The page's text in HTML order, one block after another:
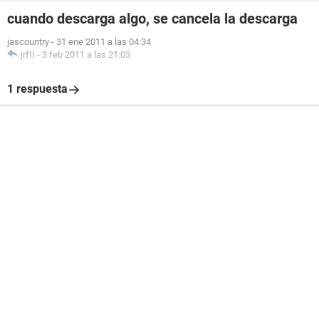
cuando descarga algo, se cancela la descarga
jascountry - 31 ene 2011 a las 04:34
jrfII - 3 feb 2011 a las 21:03
1 respuesta